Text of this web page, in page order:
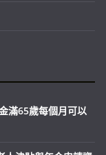
滿65歲每個月可以